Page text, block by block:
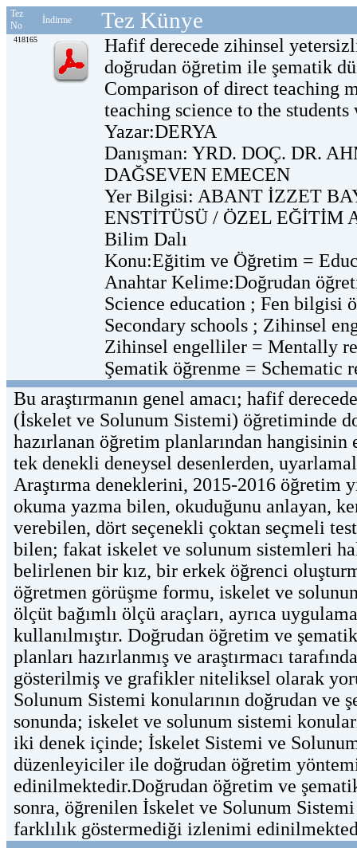
Tez
No
İndirme Tez Künye
418165
Hafif derecede zihinsel
doğrudan öğretim ile şematik
Comparison of direct teaching
teaching science to the
Yazar:DERYA
Danışman: YRD. DOÇ. DR.
DAĞSEVEN EMECEN
Yer Bilgisi: ABANT İZZET
ENSTİTÜSÜ / ÖZEL
Bilim Dalı
Konu:Eğitim ve Öğretim =
Anahtar Kelime:Doğrudan
Science education ; Fen bilgisi
Secondary schools ; Zihinsel
Zihinsel engelliler = Mentally
Şematik öğrenme = Schematic
Bu araştırmanın genel amacı; hafif
(İskelet ve Solunum Sistemi) öğretiminde
hazırlanan öğretim planlarından
tek denekli deneysel desenlerden,
Araştırma deneklerini, 2015-2016 öğretim
okuma yazma bilen, okuduğunu anlayan,
verebilen, dört seçenekli çoktan seçmeli
bilen; fakat iskelet ve solunum sistemleri
belirlenen bir kız, bir erkek öğrenci
öğretmen görüşme formu, iskelet ve
ölçüt bağımlı ölçü araçları, ayrıca
kullanılmıştır. Doğrudan öğretim ve
planları hazırlanmış ve araştırmacı
gösterilmiş ve grafikler niteliksel olarak
Solunum Sistemi konularının doğrudan ve
sonunda; iskelet ve solunum sistemi
iki denek içinde; İskelet Sistemi ve
düzenleyiciler ile doğrudan öğretim
edinilmektedir.Doğrudan öğretim ve
sonra, öğrenilen İskelet ve Solunum Sistemi
farklılık göstermediği izlenimi